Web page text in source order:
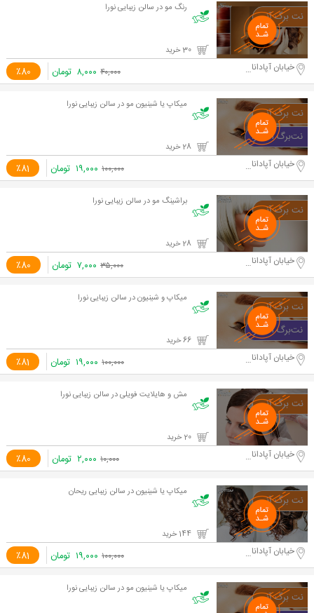
رنگ مو در سالن زیبایی نورا
٪80 خیابان آپادانا دوم ۴۰,۰۰۰ ۸,۰۰۰ تومان
میکاپ یا شینیون مو در سالن زیبایی نورا
٪81 خیابان آپادانا دوم ۱۰۰,۰۰۰ ۱۹,۰۰۰ تومان
براشینگ مو در سالن زیبایی نورا
٪80 خیابان آپادانا دوم ۳۵,۰۰۰ ۷,۰۰۰ تومان
میکاپ و شینیون در سالن زیبایی نورا
٪81 خیابان آپادانا دوم ۱۰۰,۰۰۰ ۱۹,۰۰۰ تومان
مش و هایلایت فویلی در سالن زیبایی نورا
٪80 خیابان آپادانا دوم ۱۰,۰۰۰ ۲,۰۰۰ تومان
میکاپ یا شینیون در سالن زیبایی ریحان
٪81 خیابان آپادانا دوم ۱۰۰,۰۰۰ ۱۹,۰۰۰ تومان
میکاپ یا شینیون مو در سالن زیبایی نورا